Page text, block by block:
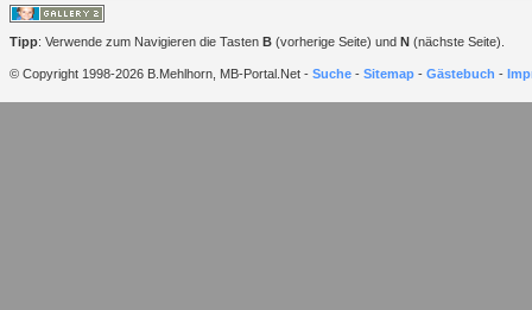
Tipp: Verwende zum Navigieren die Tasten B (vorherige Seite) und N (nächste Seite).
© Copyright 1998-2026 B.Mehlhorn, MB-Portal.Net - Suche - Sitemap - Gästebuch -